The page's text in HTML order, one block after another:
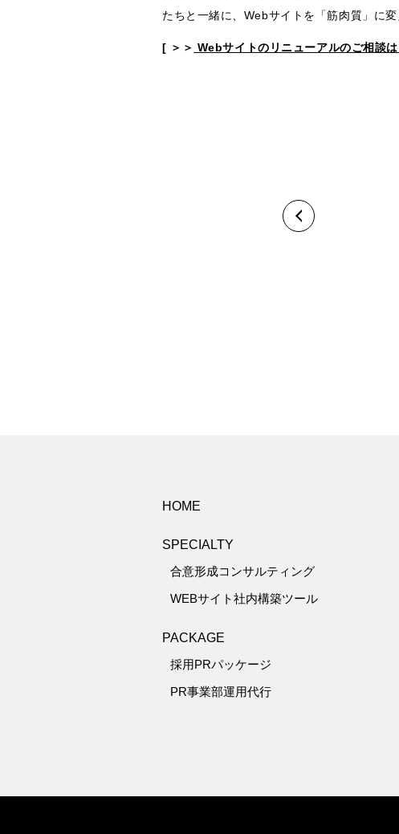
たちと一緒に、Webサイトを「筋肉質」に変
[ ＞＞ Webサイトのリニューアルのご相談
HOME
SPECIALTY
合意形成コンサルティング
WEBサイト社内構築ツール
PACKAGE
採用PRパッケージ
PR事業部運用代行